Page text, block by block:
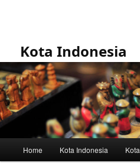
Kota Indonesia
Home Kota Indonesia Kota